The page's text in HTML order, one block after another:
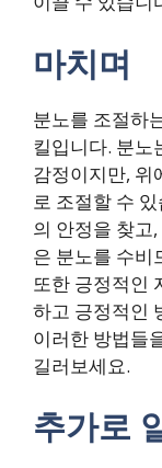
마치며
분노를 조절하
킬입니다. 분노
감정이지만, 위
로 조절할 수
의 안정을 찾고
은 분노를 수비
또한 긍정적인
하고 긍정적인
이러한 방법들
길러보세요.
추가로